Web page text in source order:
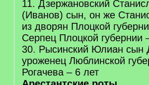
11. Дзержановский
(Иванов) сын, он же
из дворян Плоцкой
Серпец Плоцкой губернии
30. Рысинский Юлиан сын
уроженец Люблинской
Рогачева – 6 лет